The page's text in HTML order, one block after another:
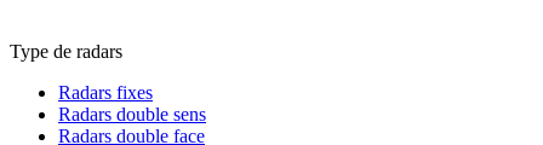
Type de radars
Radars fixes
Radars double sens
Radars double face